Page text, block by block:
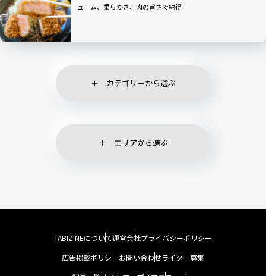
ューム、柔らかさ、肉の旨さで納得
カテゴリーから選ぶ
エリアから選ぶ
TABIZINEについて運営会社プライバシーポリシー
広告掲載ポリシーお問い合わせライター募集